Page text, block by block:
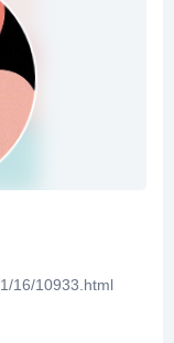
16/10933.html